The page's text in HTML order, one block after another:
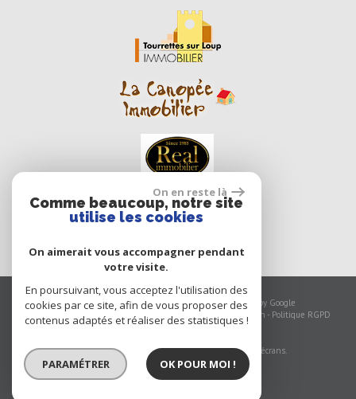
© 2026 | Tous droits réservés | Traduction powered by Google
Plan du site
Mentions légales - Nos honoraires - Liens Admin - Politique RGPD
un seul site adaptable à tous les types d'écrans.
On en reste là
Comme beaucoup, notre site
utilise les cookies
On aimerait vous accompagner pendant
votre visite.
En poursuivant, vous acceptez l'utilisation des
cookies par ce site, afin de vous proposer des
contenus adaptés et réaliser des statistiques !
PARAMÉTRER OK POUR MOI !